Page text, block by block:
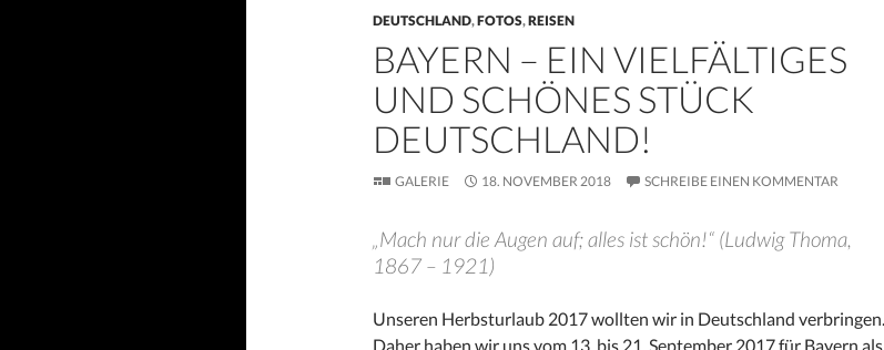
DEUTSCHLAND,FOTOS,REISEN
BAYERN – EIN VIELFÄLTIGES
UND SCHÖNES STÜCK
DEUTSCHLAND!
GALERIE 18. NOVEMBER 2018 SCHREIBE EINEN KOMMENTAR
„Mach nur die Augen auf; alles ist schön!“ (Ludwig Thoma,
1867 – 1921)
Unseren Herbsturlaub 2017 wollten wir in Deutschland verbringen.
Daher haben wir uns vom 13. bis 21. September 2017 für Bayern als